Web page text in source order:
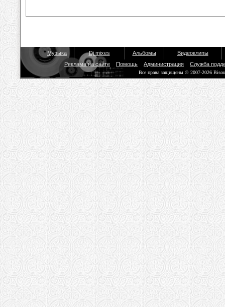
Музыка Dj mixes Альбомы
Видеоклипы
Реклама на сайте
Помощь Администрация Служба
Все права защищены © 2007-2026